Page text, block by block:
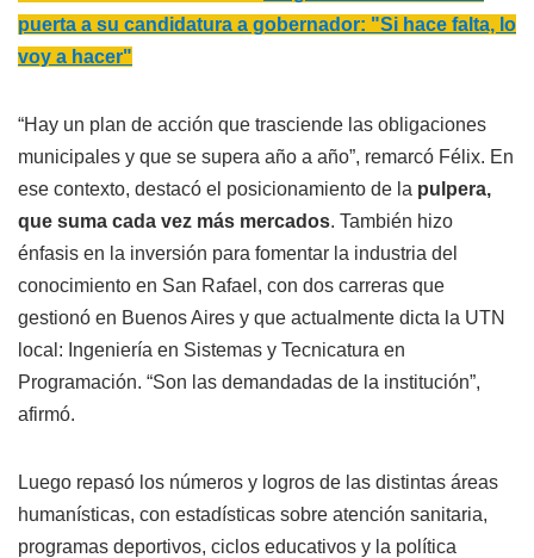
puerta a su candidatura a gobernador: "Si hace falta, lo
voy a hacer"
“Hay un plan de acción que trasciende las obligaciones
municipales y que se supera año a año”, remarcó Félix. En
ese contexto, destacó el posicionamiento de la pulpera,
que suma cada vez más mercados. También hizo
énfasis en la inversión para fomentar la industria del
conocimiento en San Rafael, con dos carreras que
gestionó en Buenos Aires y que actualmente dicta la UTN
local: Ingeniería en Sistemas y Tecnicatura en
Programación. “Son las demandadas de la institución”,
afirmó.
Luego repasó los números y logros de las distintas áreas
humanísticas, con estadísticas sobre atención sanitaria,
programas deportivos, ciclos educativos y la política